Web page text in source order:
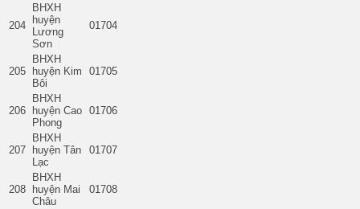
204
BHXH
huyện
Lương
Sơn
01704
205
BHXH
huyện Kim
Bôi
01705
206
BHXH
huyện Cao
Phong
01706
207
BHXH
huyện Tân
Lạc
01707
208
BHXH
huyện Mai
Châu
01708